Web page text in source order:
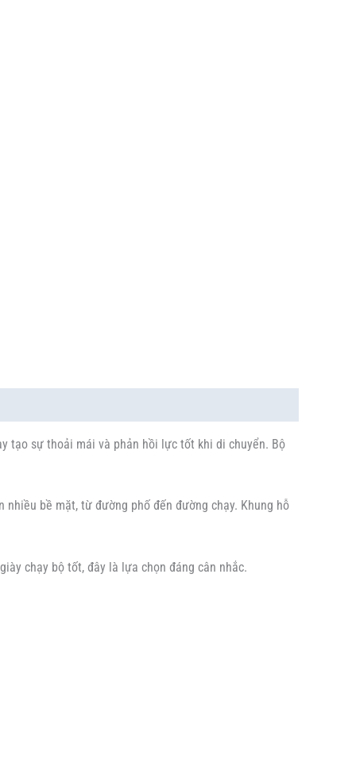
tạo sự thoải mái và phản hồi lực tốt khi di chuyển. Bộ
bề mặt, từ đường phố đến đường chạy. Khung hỗ
chạy bộ tốt, đây là lựa chọn đáng cân nhắc.